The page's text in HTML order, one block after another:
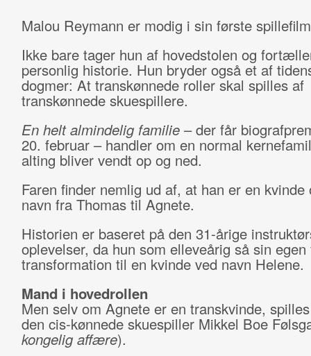
Malou Reymann er modig i sin første
Ikke bare tager hun af hovedstolen og
personlig historie. Hun bryder også et af
dogmer: At transkønnede roller skal spilles af
transkønnede skuespillere.
En helt almindelig familie– der får
20. februar – handler om en normal
alting bliver vendt op og ned.
Faren finder nemlig ud af, at han er en kvinde
navn fra Thomas til Agnete.
Historien er baseret på den 31-årige
oplevelser, da hun som elleveårig så sin egen
transformation til en kvinde ved navn Helene.
Mand i hovedrollen
Men selv om Agnete er en transkvinde,
den cis-kønnede skuespiller Mikkel Boe
kongelig affære).